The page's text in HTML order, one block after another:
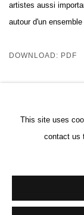
artistes aussi
autour d'un
DOWNLOAD: PDF
This site uses
contact us